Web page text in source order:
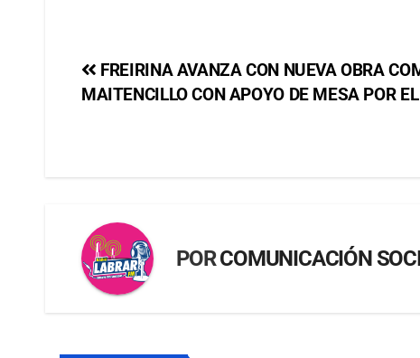
FREIRINA AVANZA CON NUEVA OBRA
MAITENCILLO CON APOYO DE MESA POR
PORCOMUNICACIÓN